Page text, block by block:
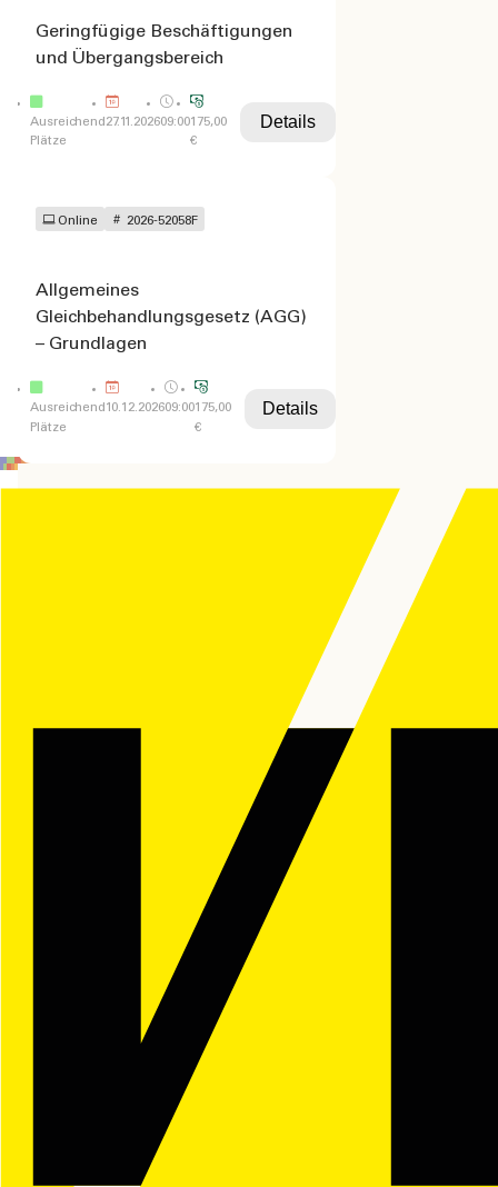
Geringfügige Beschäftigungen
und Übergangsbereich
Ausreichend
Plätze
27.11.202609:00175,00
€
Details
Online 2026-52058F
Allgemeines
Gleichbehandlungsgesetz (AGG)
– Grundlagen
Ausreichend
Plätze
10.12.202609:00 175,00
€
Details